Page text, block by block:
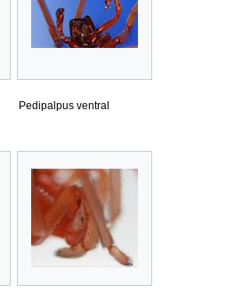
Pedipalpus ventral